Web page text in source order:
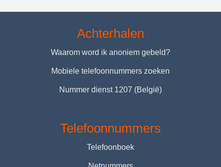
Achterhalen
Waarom word ik anoniem gebeld?
Mobiele telefoonnummers zoeken
Nummer dienst 1207 (België)
Telefoonnummers
Telefoonboek